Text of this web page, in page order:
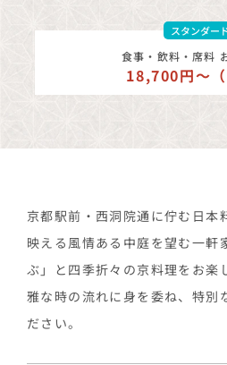
スタンダー
食事・飲料・席料
18,700円〜（
京都駅前・西洞院通に佇む日本
映える風情ある中庭を望む一軒
ぶ」と四季折々の京料理をお楽
雅な時の流れに身を委ね、特別
ださい。